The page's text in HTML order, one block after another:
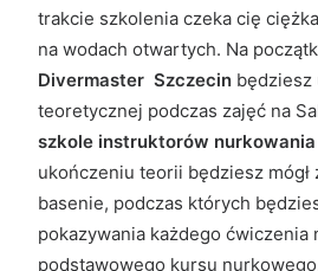
trakcie szkolenia czeka cię
na wodach otwartych. Na
Divermaster Szczecin będziesz
teoretycznej podczas zajęć na
szkole instruktorów
ukończeniu teorii będziesz mógł
basenie, podczas których
pokazywania każdego ćwiczenia
podstawowego kursu